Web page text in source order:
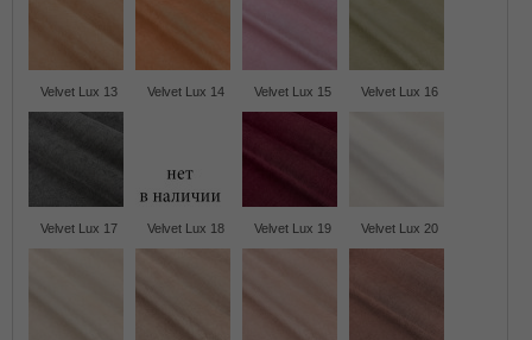
Velvet Lux 13 Velvet Lux 14 Velvet Lux 15 Velvet Lux 16
Velvet Lux 17 Velvet Lux 18 Velvet Lux 19 Velvet Lux 20